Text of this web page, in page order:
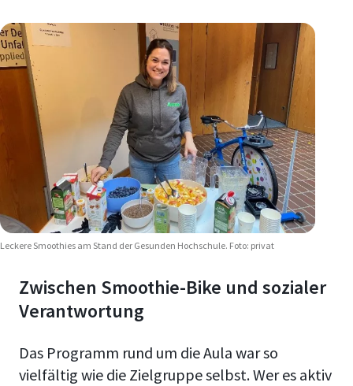
Leckere Smoothies am Stand der Gesunden Hochschule. Foto: privat
Zwischen Smoothie-Bike und sozialer
Verantwortung
Das Programm rund um die Aula war so
vielfältig wie die Zielgruppe selbst. Wer es aktiv